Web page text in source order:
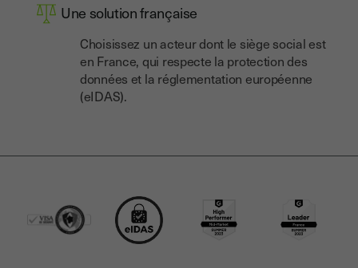
Une solution française
Choisissez un acteur dont le siège social est
en France, qui respecte la protection des
données et la réglementation européenne
(eIDAS).